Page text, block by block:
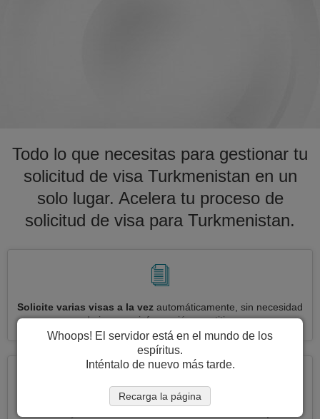
Todo lo que necesitas para gestionar tu
solicitud de visa Turkmenistan en un
solo lugar. Acelera tu proceso de
solicitud de visa para Turkmenistan.
Solicite varias visas a la vez automáticamente, sin necesidad
de ingresar información repetitiva
Whoops! El servidor está en el mundo de los
espíritus.
Inténtalo de nuevo más tarde.
Recarga la página